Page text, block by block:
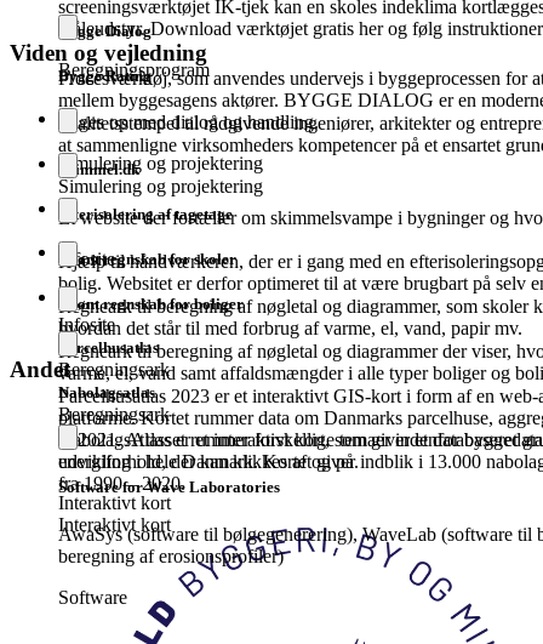
screeningsværktøjet IK-tjek kan en skoles indeklima
måleudstyr. Download værktøjet gratis her og følg
Beregningsprogram
Bygge Dialog
Procesværktøj, som anvendes undervejs i byggeprocessen for
mellem byggesagens aktører. BYGGE DIALOG er en
følges op med dialog og handling.
Simulering og projektering
Bygge Rating
kvalitetsstempel til rådgivende ingeniører, arkitekter og
at sammenligne virksomheders kompetencer på et ensartet
Simulering og projektering
Viden og vejledning
Skimmel.dk
Et website der fortæller om skimmelsvampe i bygninger og
Infosite
Efterisolering af tagetage
Hjælp til håndværkeren, der er i gang med en
bolig. Websitet er derfor optimeret til at være brugbart på selv
Infosite
Grønt regnskab for skoler
Regneark til beregning af nøgletal og diagrammer, som skoler
hvordan det står til med forbrug af varme, el, vand, papir mv.
Beregningsark
Grønt regnskab for boliger
Regneark til beregning af nøgletal og diagrammer der viser,
varme, el, vand samt affaldsmængder i alle typer boliger og
Beregningsark
Parcelhusatlas
Parcelhusatlas 2023 er et interaktivt GIS-kort i form af en
platforme. Kortet rummer data om Danmarks parcelhuse,
er 2021. Atlasset rummer forskellige temaer indenfor
energiforhold, der kan klikkes af og på.
Interaktivt kort
Nabolagsatlas
NabolagsAtlas er et interaktivt kort, som giver et databaseret
udvikling i hele Danmark. Kortet giver indblik i 13.000
fra 1990 – 2020.
Interaktivt kort
Andet
Software for Wave Laboratories
AwaSys (software til bølgegenerering), WaveLab (software til
beregning af erosionsprofiler)
Software